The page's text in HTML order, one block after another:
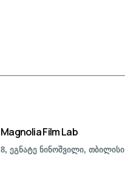
Magnolia Film Lab
8, ეგნატე ნინოშვილი, თბილისი